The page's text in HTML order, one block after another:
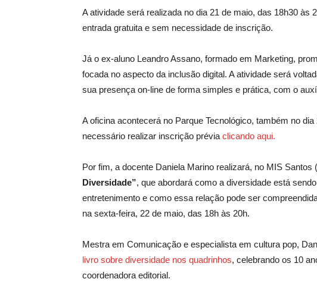
A atividade será realizada no dia 21 de maio, das 18h30 às
entrada gratuita e sem necessidade de inscrição.
Já o ex-aluno Leandro Assano, formado em Marketing,
focada no aspecto da inclusão digital. A atividade será
sua presença on-line de forma simples e prática, com o
A oficina acontecerá no Parque Tecnológico, também no
necessário realizar inscrição prévia clicando aqui.
Por fim, a docente Daniela Marino realizará, no MIS Santos
Diversidade”, que abordará como a diversidade está
entretenimento e como essa relação pode ser
na sexta-feira, 22 de maio, das 18h às 20h.
Mestra em Comunicação e especialista em cultura pop,
livro sobre diversidade nos quadrinhos, celebrando os 10
coordenadora editorial.